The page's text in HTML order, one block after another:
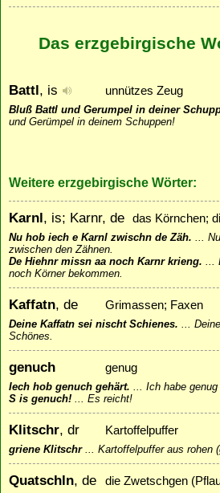
Das erzgebirgische
Battl, is unnützes Zeug
Bluß Battl und Gerumpel in deiner
und Gerümpel in deinem Schuppen!
Weitere erzgebirgische Wörter:
Karnl, is; Karnr, de das Körnchen;
Nu hob iech e Karnl zwischn de Zäh. ...
zwischen den Zähnen.
De Hiehnr missn aa noch Karnr krieng. ...
noch Körner bekommen.
Kaffatn, de Grimassen; Faxen
Deine Kaffatn sei nischt Schienes. ...
Schönes.
genuch genug
Iech hob genuch gehärt. ... Ich habe genug
S is genuch! ... Es reicht!
Klitschr, dr Kartoffelpuffer
griene Klitschr... Kartoffelpuffer aus rohen
Quatschln, de die Zwetschgen